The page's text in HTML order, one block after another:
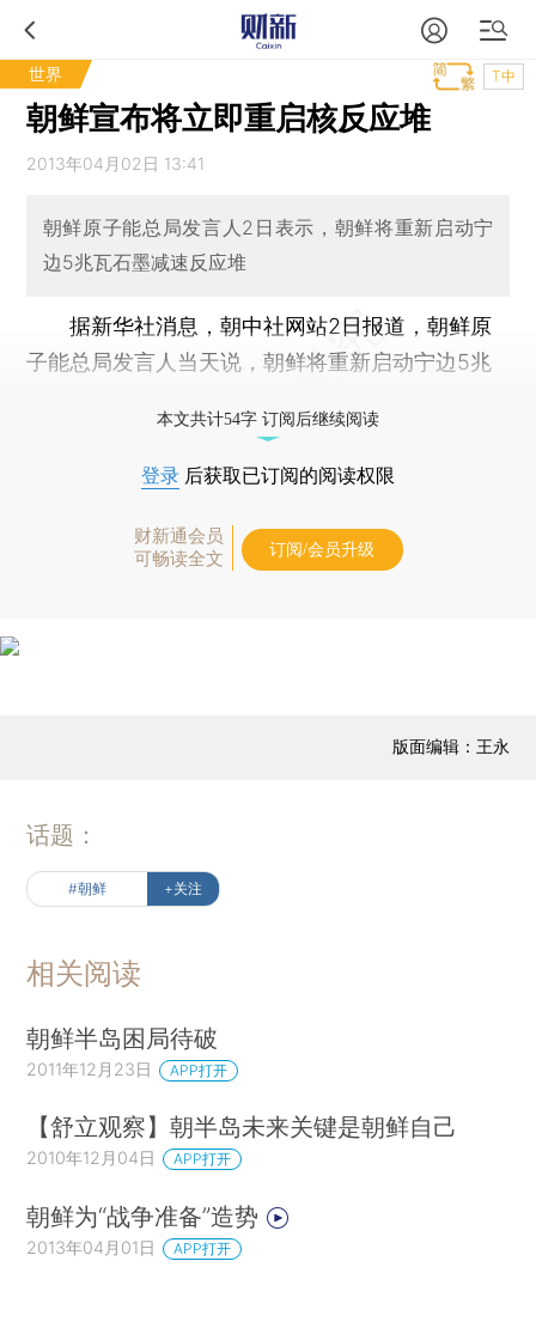
世界 T中
朝鲜宣布将立即重启核反应堆
2013年04月02日 13:41
朝鲜原子能总局发言人2日表示，朝鲜将重新启动宁
边5兆瓦石墨减速反应堆
据新华社消息，朝中社网站2日报道，朝鲜原
子能总局发言人当天说，朝鲜将重新启动宁边5兆
本文共计54字 订阅后继续阅读
登录 后获取已订阅的阅读权限
财新通会员
可畅读全文
订阅/会员升级
版面编辑：王永
话题：
#朝鲜 +关注
相关阅读
朝鲜半岛困局待破
2011年12月23日 APP打开
【舒立观察】朝半岛未来关键是朝鲜自己
2010年12月04日 APP打开
朝鲜为“战争准备”造势
2013年04月01日 APP打开